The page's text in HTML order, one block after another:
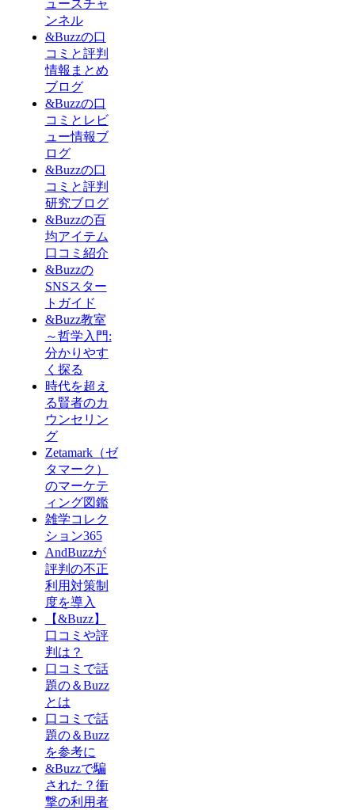
ュースチャ
ンネル
&Buzzの口
コミと評判
情報まとめ
ブログ
&Buzzの口
コミとレビ
ュー情報ブ
ログ
&Buzzの口
コミと評判
研究ブログ
&Buzzの百
均アイテム
口コミ紹介
&Buzzの
SNSスター
トガイド
&Buzz教室
～哲学入門:
分かりやす
く探る
時代を超え
る賢者のカ
ウンセリン
グ
Zetamark（ゼ
タマーク）
のマーケテ
ィング図鑑
雑学コレク
ション365
AndBuzzが
評判の不正
利用対策制
度を導入
【&Buzz】
口コミや評
判は？
口コミで話
題の＆Buzz
とは
口コミで話
題の＆Buzz
を参考に
&Buzzで騙
された？衝
撃の利用者